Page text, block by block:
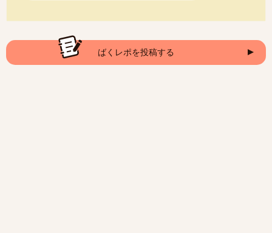
ばくレポを投稿する